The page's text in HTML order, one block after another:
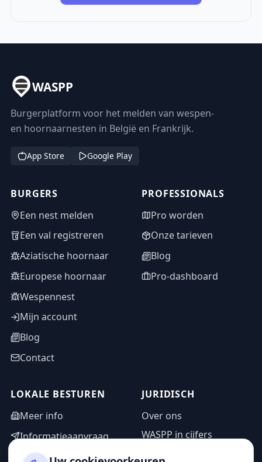
WASPP
Burgerplatform voor het melden van wespen-
en hoornaarnesten in België en Frankrijk.
App Store Google Play
BURGERS
Een nest melden
Een val registreren
Aziatische hoornaar
Europese hoornaar
Wespennest
Mijn account
Blog
Contact
PROFESSIONALS
Pro worden
Onze tarieven
Blog
Pro-dashboard
LOKALE BESTUREN
Meer info
Informatieaanvraag
Adminzone
JURIDISCH
Over ons
WASPP in cijfers